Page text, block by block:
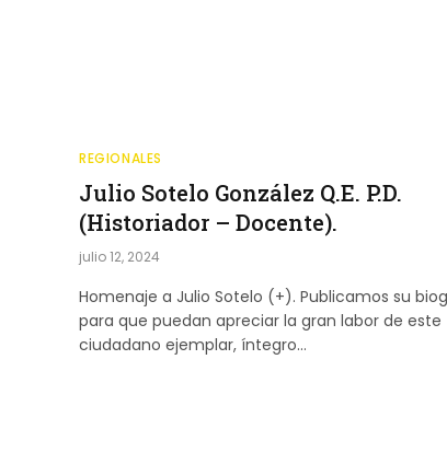
REGIONALES
Julio Sotelo González Q.E. P.D.
(Historiador – Docente).
julio 12, 2024
Homenaje a Julio Sotelo (+). Publicamos su
para que puedan apreciar la gran labor de este
ciudadano ejemplar, íntegro…